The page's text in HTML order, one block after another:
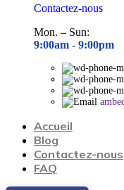
Contactez-nous
Mon. – Sun:
9:00am - 9:00pm
Accueil
Blog
Contactez-nous
FAQ